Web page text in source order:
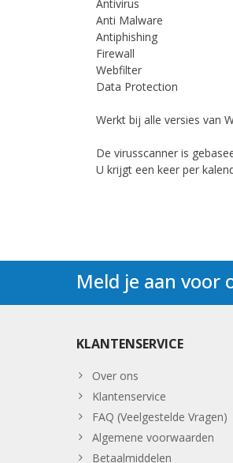
Antivirus
Anti Malware
Antiphishing
Firewall
Webfilter
Data Protection
Werkt bij alle versies van
De virusscanner is
U krijgt een keer per
Meld je aan voor
KLANTENSERVICE
Over ons
Klantenservice
FAQ (Veelgestelde Vragen)
Algemene voorwaarden
Betaalmiddelen